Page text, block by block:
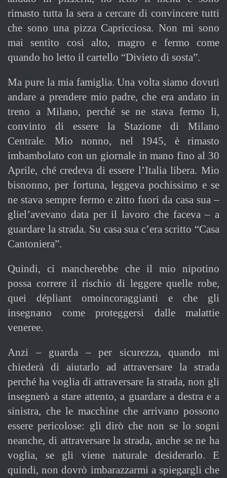
rimasto tutta la sera a cercare di convincere tutti
che sono una pizza Capricciosa. Non mi sono
mai sentito così alto, magro e fermo come
quando ho letto il cartello “Divieto di sosta”.
Ma pure la mia famiglia. Una volta siamo dovuti
andare a prendere mio padre, che era andato in
treno a Milano, perché se ne stava fermo lì,
convinto di essere la Stazione di Milano
Centrale. Mio nonno, nel 1945, è rimasto
imbambolato con un giornale in mano fino al 30
Aprile, ché credeva di essere l’Italia libera. Mio
bisnonno, per fortuna, leggeva pochissimo e se
ne stava sempre fermo e zitto fuori da casa sua –
gliel’avevano data per il lavoro che faceva – a
guardare la strada. Su casa sua c’era scritto “Casa
Cantoniera”.
Quindi, ci mancherebbe che il mio nipotino
possa correre il rischio di leggere quelle robe,
quei dépliant omoincoraggianti e che gli
insegnano come proteggersi dalle malattie
veneree.
Anzi – guarda – per sicurezza, quando mi
chiederà di aiutarlo ad attraversare la strada
perché ha voglia di attraversare la strada, non gli
insegnerò a stare attento, a guardare a destra e a
sinistra, che le macchine che arrivano possono
essere pericolose: gli dirò che non se lo sogni
neanche, di attraversare la strada, anche se ne ha
voglia, se gli viene naturale desiderarlo. E
quindi, non dovrò imbarazzarmi a spiegargli che